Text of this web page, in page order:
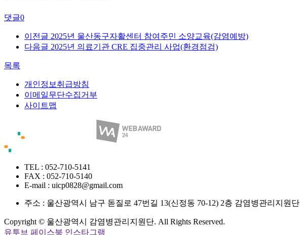
댓글0
이전글 2025년 울산동구자활센터 참여주민 소양교육(감염예방)
다음글 2025년 의료기관 CRE 집중관리 사업(환경점검)
목록
개인정보취급방침
이메일무단수집거부
사이트맵
TEL : 052-710-5141
FAX : 052-710-5140
E-mail : uicp0828@gmail.com
주소 : 울산광역시 남구 돋질로 47번길 13(신정동 70-12) 2층 감염병관리지원단
Copyright © 울산광역시 감염병관리지원단. All Rights Reserved.
유투브 페이스북 인스타그램